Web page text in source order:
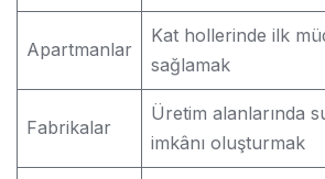
Apartmanlar
Kat hollerinde ilk
sağlamak
Fabrikalar
Üretim alanlarında
imkânı oluşturmak